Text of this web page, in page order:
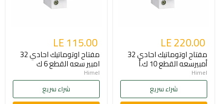
LE 220.00
مفتاح اوتوماتيك احادي 32
أمبيرسعه القطع 10 ك.أ
Himel
شراء سريع
LE 115.00
مفتاح اوتوماتيك احادي 32
امبير سعه القطع 6 ك
Himel
شراء سريع